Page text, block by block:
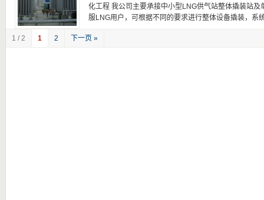
化工程 我公司主要承接中小型LNG供气站整体撬装站及
服LNG用户，可根据不同的要求进行整体设备撬装，系
1 / 2 1 2 下一页 »